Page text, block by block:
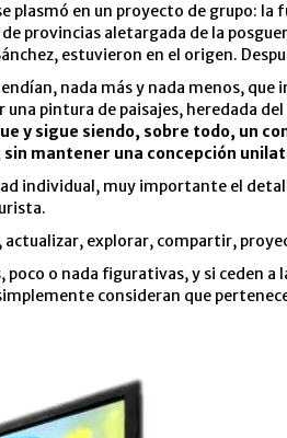
plasmó en un proyecto de grupo:
provincias aletargada de la
estuvieron en el origen.
nada más y nada menos,
una pintura de paisajes, heredada
y sigue siendo, sobre todo, un
mantener una concepción
individual, muy importante el
actualizar, explorar, compartir,
poco o nada figurativas, y si ceden
consideran que